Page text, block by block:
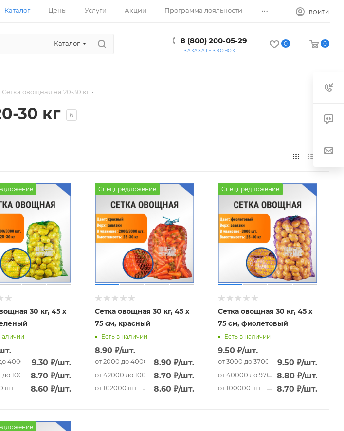
Каталог Цены Услуги Акции Программа лояльности ... ВОЙТИ
Каталог 8 (800) 200-05-29
ЗАКАЗАТЬ ЗВОНОК
0 0
Сетка овощная на 20-30 кг
30 кг 6
30 кг, 45 х
40000 шт.9.30 ₽/шт.
до 100000 шт.
8.70 ₽/шт.
шт. 8.60 ₽/шт.
Спецпредложение
Сетка овощная 30 кг, 45 х
75 см, красный
Есть в наличии
8.90 ₽/шт.
от 2000 до 40000 шт.8.90 ₽/шт.
от 42000 до 100000 шт.
8.70 ₽/шт.
от 102000 шт. 8.60 ₽/шт.
Спецпредложение
Сетка овощная 30 кг, 45 х
75 см, фиолетовый
Есть в наличии
9.50 ₽/шт.
от 3000 до 37000 шт.9.50 ₽/шт.
от 40000 до 97000 шт.
8.80 ₽/шт.
от 100000 шт. 8.70 ₽/шт.